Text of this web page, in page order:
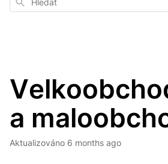
a
Aktualizováno 6 months ago